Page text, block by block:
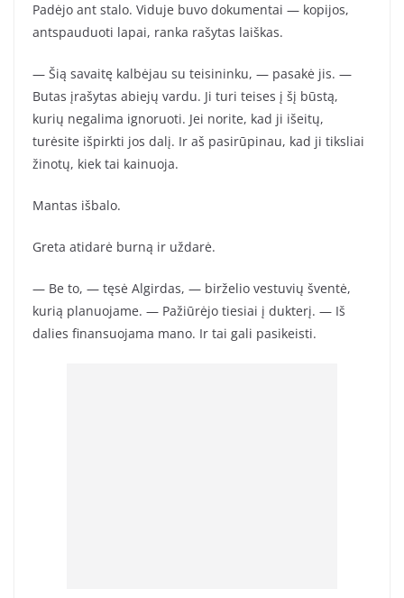
Padėjo ant stalo. Viduje buvo dokumentai — kopijos,
antspauduoti lapai, ranka rašytas laiškas.
— Šią savaitę kalbėjau su teisininku, — pasakė jis. —
Butas įrašytas abiejų vardu. Ji turi teises į šį būstą,
kurių negalima ignoruoti. Jei norite, kad ji išeitų,
turėsite išpirkti jos dalį. Ir aš pasirūpinau, kad ji tiksliai
žinotų, kiek tai kainuoja.
Mantas išbalo.
Greta atidarė burną ir uždarė.
— Be to, — tęsė Algirdas, — birželio vestuvių šventė,
kurią planuojame. — Pažiūrėjo tiesiai į dukterį. — Iš
dalies finansuojama mano. Ir tai gali pasikeisti.